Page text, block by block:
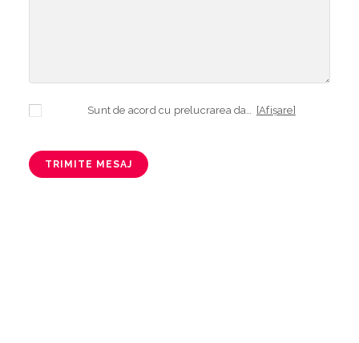
[Afișare]
TRIMITE MESAJ